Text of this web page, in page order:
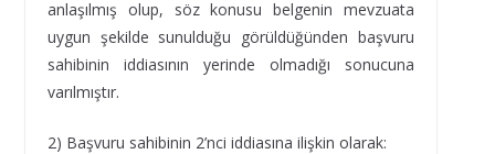
anlaşılmış olup, söz konusu belgenin mevzuata
uygun şekilde sunulduğu görüldüğünden başvuru
sahibinin iddiasının yerinde olmadığı sonucuna
varılmıştır.
2) Başvuru sahibinin 2’nci iddiasına ilişkin olarak: